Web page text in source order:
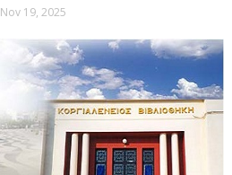
Nov 19, 2025